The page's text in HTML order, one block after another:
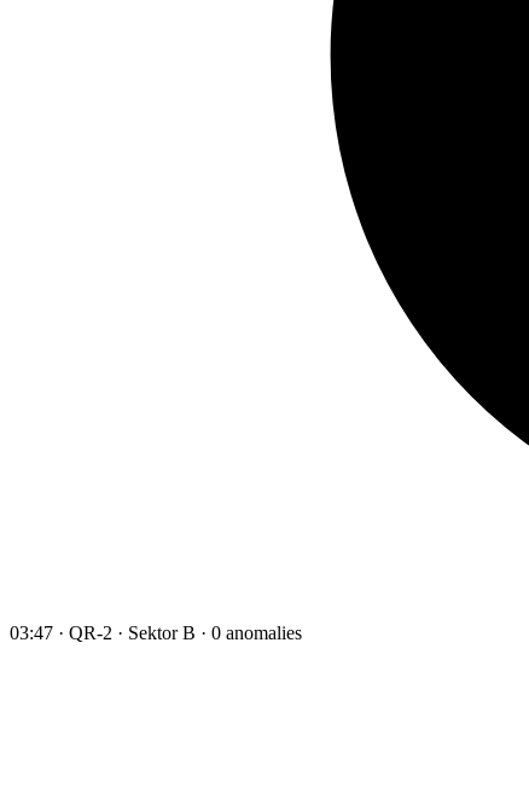
03:47 · QR-2 · Sektor B · 0 anomalies